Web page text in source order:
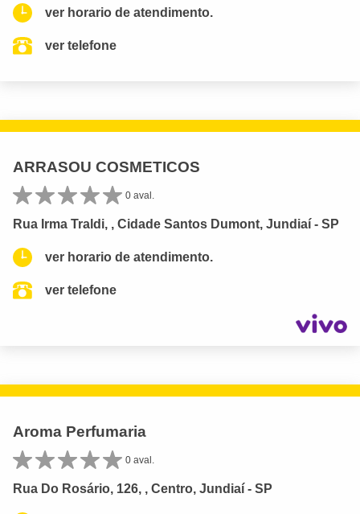
ver horario de atendimento.
ver telefone
ARRASOU COSMETICOS
0 aval.
Rua Irma Traldi, , Cidade Santos Dumont, Jundiaí - SP
ver horario de atendimento.
ver telefone
Aroma Perfumaria
0 aval.
Rua Do Rosário, 126, , Centro, Jundiaí - SP